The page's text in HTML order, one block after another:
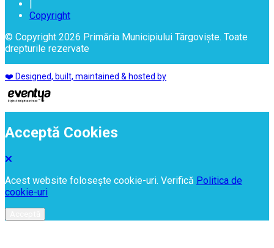
Copyright
© Copyright 2026 Primăria Municipiului Târgoviște. Toate
drepturile rezervate
❤️ Designed, built, maintained & hosted by
Acceptă Cookies
Acest website folosește cookie-uri. Verifică Politica de
cookie-uri